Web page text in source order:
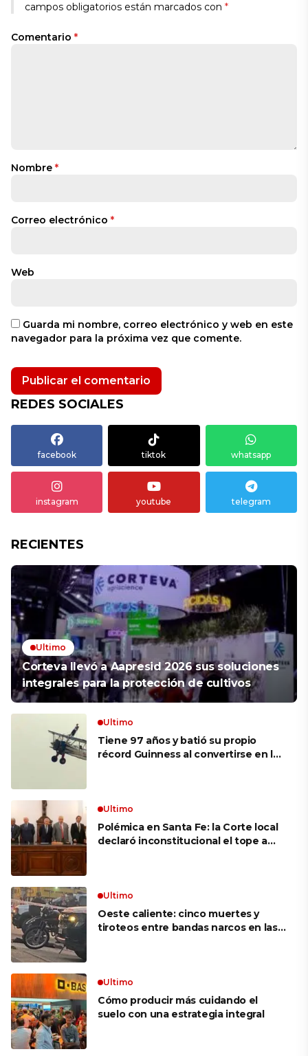
campos obligatorios están marcados con *
Comentario *
Nombre *
Correo electrónico *
Web
Guarda mi nombre, correo electrónico y web en este
navegador para la próxima vez que comente.
REDES SOCIALES
facebook tiktok whatsapp
instagram youtube telegram
RECIENTES
Ultimo
Corteva llevó a Aapresid 2026 sus soluciones
integrales para la protección de cultivos
Ultimo
Tiene 97 años y batió su propio
récord Guinness al convertirse en la
puedo’ no existen en mi vocabulario»
Ultimo
Polémica en Santa Fe: la Corte local
declaró inconstitucional el tope a
Ultimo
Oeste caliente: cinco muertes y
tiroteos entre bandas narcos en las
Ultimo
Cómo producir más cuidando el
suelo con una estrategia integral